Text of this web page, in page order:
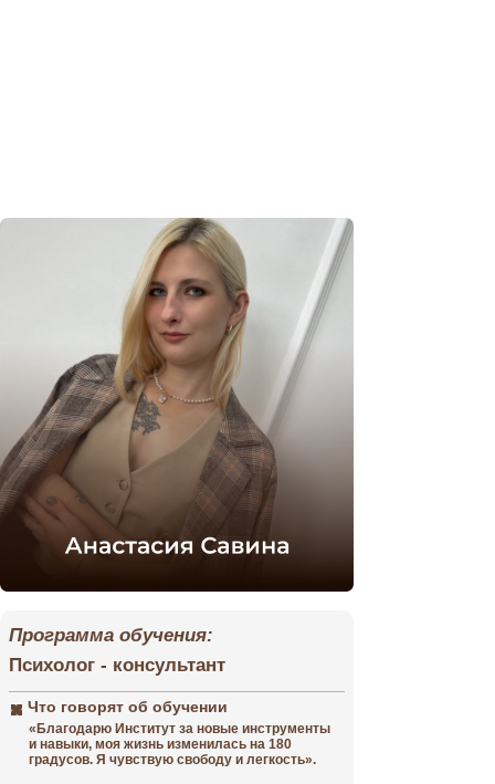
Программа обучения:
Психолог - консультант
Что говорят об обучении
«Благодарю Институт за новые инструменты
и навыки, моя жизнь изменилась на 180
градусов. Я чувствую свободу и легкость».